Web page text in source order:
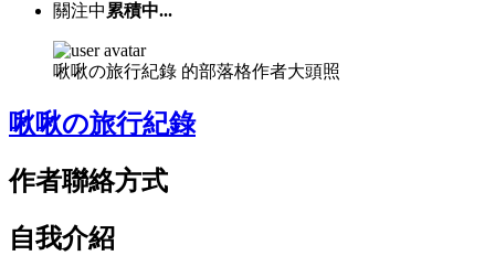
關注中 累積中...
啾啾の旅行紀錄 的部落格作者大頭照
啾啾の旅行紀錄
作者聯絡方式
自我介紹